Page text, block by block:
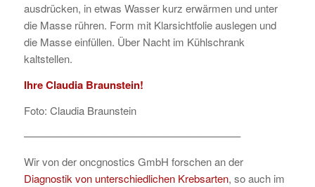
ausdrücken, in etwas Wasser kurz erwärmen und unter
die Masse rühren. Form mit Klarsichtfolie auslegen und
die Masse einfüllen. Über Nacht im Kühlschrank
kaltstellen.
Ihre Claudia Braunstein!
Foto: Claudia Braunstein
————————————————————–
Wir von der oncgnostics GmbH forschen an der
Diagnostik von unterschiedlichen Krebsarten, so auch im